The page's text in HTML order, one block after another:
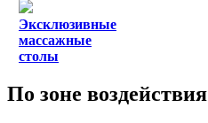
Эксклюзивные
массажные
столы
По зоне воздействия